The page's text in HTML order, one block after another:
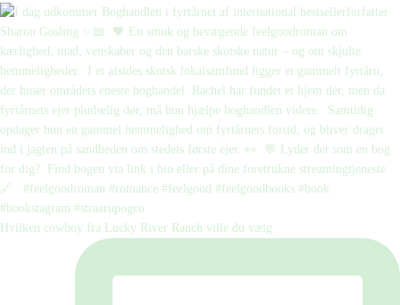
Hvilken cowboy fra Lucky River Ranch ville du vælg